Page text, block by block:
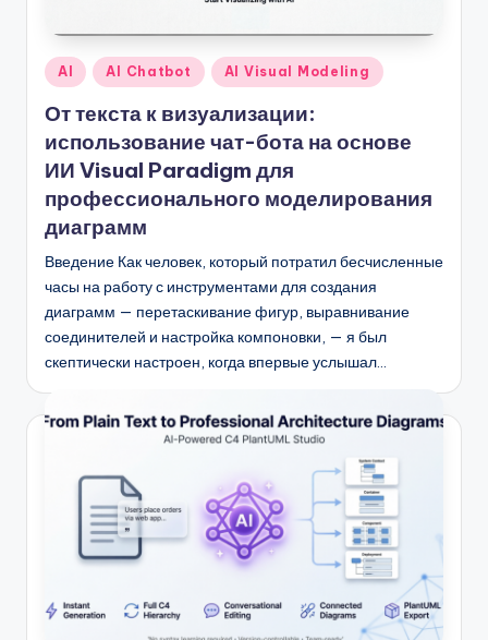
Опубликовано
AI AI Chatbot AI Visual Modeling
От текста к визуализации:
использование чат-бота на основе
ИИ Visual Paradigm для
профессионального моделирования
диаграмм
Введение Как человек, который потратил бесчисленные
часы на работу с инструментами для создания
диаграмм — перетаскивание фигур, выравнивание
соединителей и настройка компоновки, — я был
скептически настроен, когда впервые услышал…